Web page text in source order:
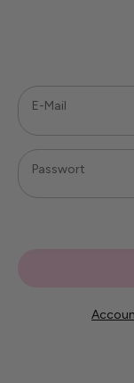
★ Großhandel
E-Mail
Passwort